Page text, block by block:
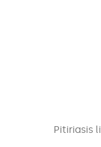
Pitiriasis